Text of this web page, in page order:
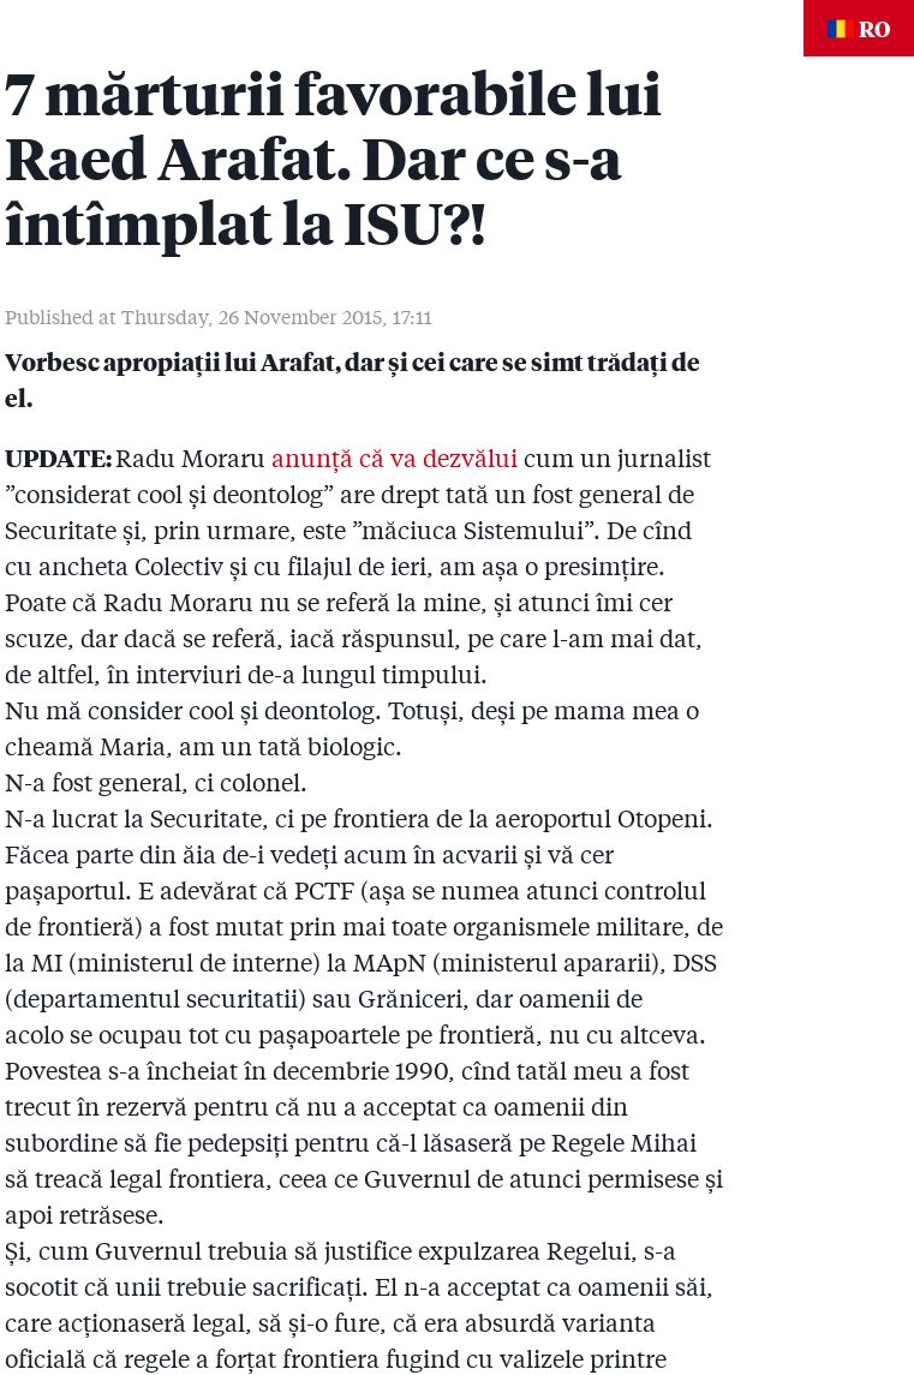
RO
7 mărturii favorabile lui
Raed Arafat. Dar ce s-a
întîmplat la ISU?!
Published at Thursday, 26 November 2015, 17:11
Vorbesc apropiații lui Arafat, dar și cei care se simt trădați de
el.
UPDATE:Radu Moraru anunță că va dezvălui cum un jurnalist
”considerat cool și deontolog” are drept tată un fost general de
Securitate și, prin urmare, este ”măciuca Sistemului”. De cînd
cu ancheta Colectiv și cu filajul de ieri, am așa o presimțire.
Poate că Radu Moraru nu se referă la mine, și atunci îmi cer
scuze, dar dacă se referă, iacă răspunsul, pe care l-am mai dat,
de altfel, în interviuri de-a lungul timpului.
Nu mă consider cool și deontolog. Totuși, deși pe mama mea o
cheamă Maria, am un tată biologic.
N-a fost general, ci colonel.
N-a lucrat la Securitate, ci pe frontiera de la aeroportul Otopeni.
Făcea parte din ăia de-i vedeți acum în acvarii și vă cer
pașaportul. E adevărat că PCTF (așa se numea atunci controlul
de frontieră) a fost mutat prin mai toate organismele militare, de
la MI (ministerul de interne) la MApN (ministerul apararii), DSS
(departamentul securitatii) sau Grăniceri, dar oamenii de
acolo se ocupau tot cu pașapoartele pe frontieră, nu cu altceva.
Povestea s-a încheiat în decembrie 1990, cînd tatăl meu a fost
trecut în rezervă pentru că nu a acceptat ca oamenii din
subordine să fie pedepsiți pentru că-l lăsaseră pe Regele Mihai
să treacă legal frontiera, ceea ce Guvernul de atunci permisese și
apoi retrăsese.
Și, cum Guvernul trebuia să justifice expulzarea Regelui, s-a
socotit că unii trebuie sacrificați. El n-a acceptat ca oamenii săi,
care acționaseră legal, să și-o fure, că era absurdă varianta
oficială că regele a forțat frontiera fugind cu valizele printre